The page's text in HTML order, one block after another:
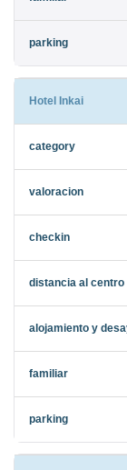
Hotel Inkai